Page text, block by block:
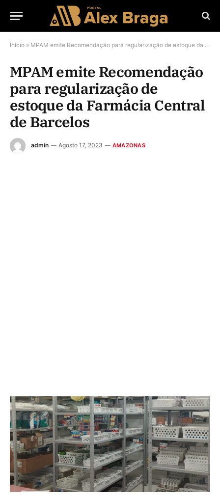
Início » MPAM emite Recomendação para regularização de estoque da Farmácia Central de Barcelos
MPAM emite Recomendação
para regularização de
estoque da Farmácia Central
de Barcelos
admin Agosto 17, 2023 AMAZONAS